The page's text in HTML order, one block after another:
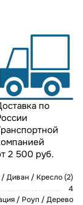
по
2 500 руб.
/ Диван / Кресло (2)
4
/ Роуп / Дерево